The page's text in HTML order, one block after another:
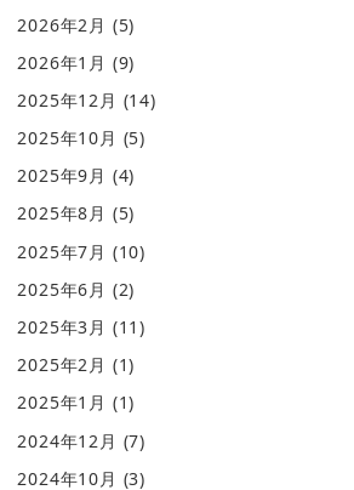
2026年2月 (5)
2026年1月 (9)
2025年12月 (14)
2025年10月 (5)
2025年9月 (4)
2025年8月 (5)
2025年7月 (10)
2025年6月 (2)
2025年3月 (11)
2025年2月 (1)
2025年1月 (1)
2024年12月 (7)
2024年10月 (3)